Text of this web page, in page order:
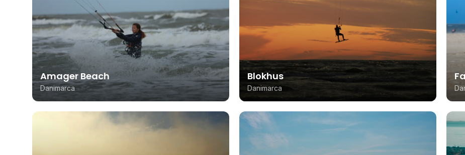
Amager Beach
Danimarca
Blokhus
Danimarca